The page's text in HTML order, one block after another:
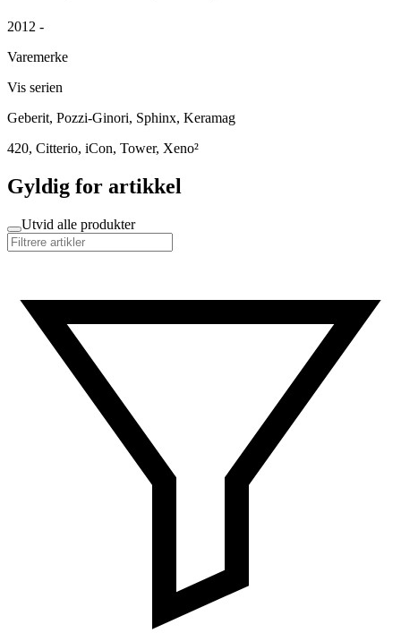
2012 -
Varemerke
Vis serien
Geberit, Pozzi-Ginori, Sphinx, Keramag
420, Citterio, iCon, Tower, Xeno²
Gyldig for artikkel
Utvid alle produkter